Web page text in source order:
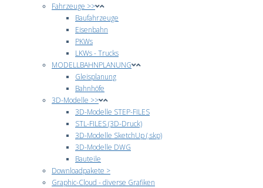
Fahrzeuge >>
Baufahrzeuge
Eisenbahn
PKWs
LKWs - Trucks
MODELLBAHNPLANUNG
Gleisplanung
Bahnhöfe
3D-Modelle >>
3D-Modelle STEP-FILES
STL-FILES (3D-Druck)
3D-Modelle SketchUp (.skp)
3D-Modelle DWG
Bauteile
Downloadpakete >
Graphic-Cloud - diverse Grafiken